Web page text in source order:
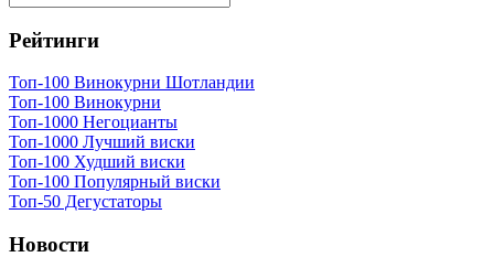
Рейтинги
Топ-100 Винокурни Шотландии
Топ-100 Винокурни
Топ-1000 Негоцианты
Топ-1000 Лучший виски
Топ-100 Худший виски
Топ-100 Популярный виски
Топ-50 Дегустаторы
Новости